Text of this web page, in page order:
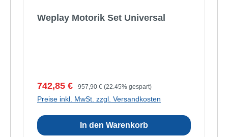
Weplay Motorik Set Universal
Verkaufspreis:
742,85 € Regulärer Preis:
957,90 € (22.45% gespart)
Preise inkl. MwSt. zzgl. Versandkosten
In den Warenkorb